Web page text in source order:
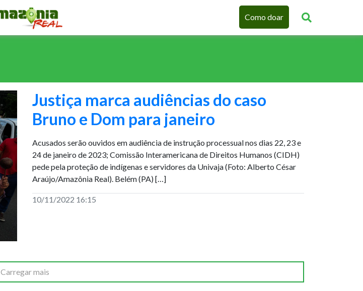
Como doar
Justiça marca audiências do caso
Bruno e Dom para janeiro
Acusados serão ouvidos em audiência de instrução processual nos dias 22, 23 e
24 de janeiro de 2023; Comissão Interamericana de Direitos Humanos (CIDH)
pede pela proteção de indígenas e servidores da Univaja (Foto: Alberto César
Araújo/Amazônia Real). Belém (PA) […]
10/11/2022 16:15
Carregar mais